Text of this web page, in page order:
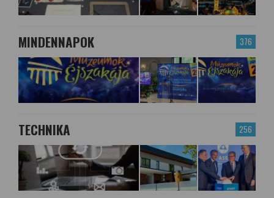
376
MINDENNAPOK
256
TECHNIKA